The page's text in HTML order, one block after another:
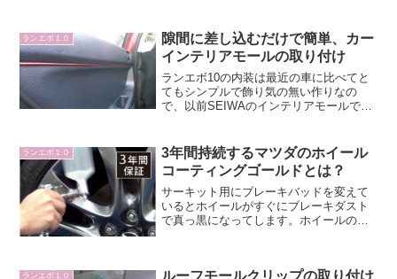
ランエボ１０
隙間に差し込むだけで簡単、カー
インテリアモールの取り付け
ランエボ10の内装は最近の車に比べてと
てもシンプルで飾り気の無い作りなの
で、以前SEIWAのインテリアモールでド
ました。セイワ(SEIWA)モール インテリ
アスリムモー...
ランエボ１０
3年間持続するマツダのホイール
コーティングゴールドとは？
サーキット用にブレーキバッドを変えて
いるとホイールがすぐにブレーキダスト
で真っ黒になってします。ホイールの形
ランエボ１０
ルーフモールクリップの取り付け